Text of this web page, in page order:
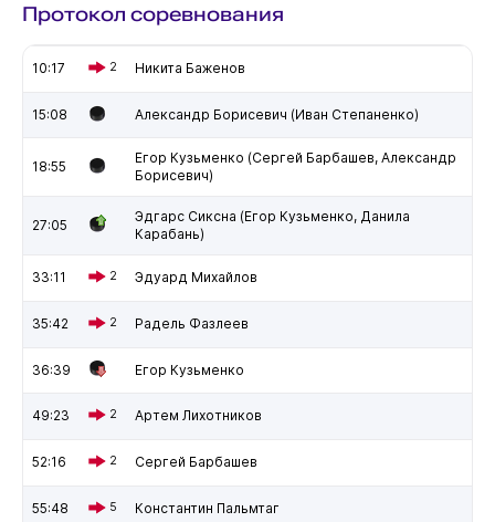
Протокол соревнования
10:17 2 Никита Баженов
15:08 Александр Борисевич (Иван Степаненко)
18:55
Егор Кузьменко (Сергей Барбашев, Александр
Борисевич)
27:05
Эдгарс Сиксна (Егор Кузьменко, Данила
Карабань)
33:11 2 Эдуард Михайлов
35:42 2 Радель Фазлеев
36:39 Егор Кузьменко
49:23 2 Артем Лихотников
52:16 2 Сергей Барбашев
55:48 5 Константин Пальмтаг